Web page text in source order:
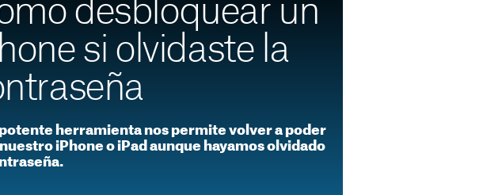
desbloquear un
si olvidaste la
potente herramienta nos permite volver a poder
iPhone o iPad aunque hayamos olvidado